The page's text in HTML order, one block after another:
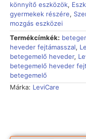
könnyítő eszközök,
gyermekek részére,
mozgás eszközei
Termékcímkék:
heveder fejtámasszal,
betegemelő heveder,
betegemelő heveder
betegemelő
Márka: LeviCare